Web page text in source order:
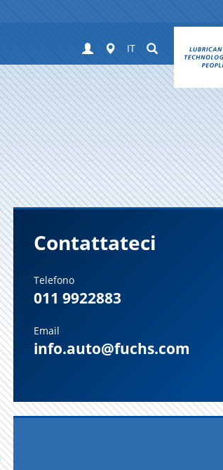
Login Worldwide
IT Suchen
Contattateci
Telefono
011 9922883
Email
info.auto@fuchs.com